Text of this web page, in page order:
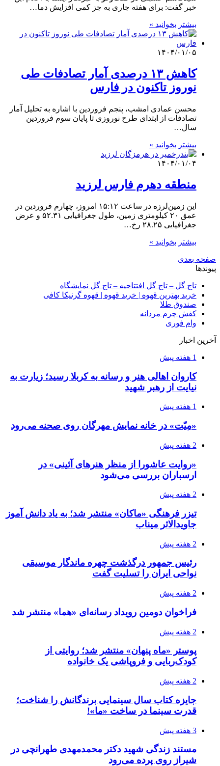
خبر گفت: برای هفته جاری به جز کمی افزایش دما…
بیشتر بخوانید »
۱۴۰۴/۰۱/۰۵
کاهش ۱۳ درصدی آمار تصادفات طی
نوروز تاکنون در فارس
محسن عمادی امشب، پنجم فروردین با اشاره به تحلیل آمار
تصادفات از ابتدای طرح نوروزی تا پایان سوم فروردین
سال…
بیشتر بخوانید »
۱۴۰۴/۰۱/۰۴
منطقه دهرم فارس لرزید
این زمین‌لرزه در ساعت ۱۵:۱۲ امروز، چهارم فروردین در
عمق ۲۰ کیلومتری زمین، طول جغرافیایی ۵۲.۳۱ و عرض
جغرافیایی ۲۸.۲۵ رخ…
بیشتر بخوانید »
صفحه بعدی
پیوندها
تاج گل – تاج گل افتتاحیه – تاج گل نمایشگاه
خرید بهترین قهوه | خرید قهوه | قهوه گرنیکا کافی
صندوق طلا
کفش چرم مردانه
وام فوری
آخرین اخبار
1 هفته پیش
کاروان اهالی هنر و رسانه به کربلا رسید؛ زیارت به
نیایت از رهبر شهید
1 هفته پیش
«مِیّت» در خانه نمایش مهرگان روی صحنه می‌رود
2 هفته پیش
«روایت عاشورا از منظر هنرهای آئینی» در
ارسباران بررسی می‌شود
2 هفته پیش
تیزر فرهنگی «ماکان» منتشر شد؛ به یاد دانش آموز
جاویدالاثر میناب
2 هفته پیش
رئیس جمهور درگذشت چهره ماندگار موسیقی
نواحی ایران را تسلیت گفت
2 هفته پیش
فراخوان دومین رویداد رسانه‌ای «هما» منتشر شد
2 هفته پیش
پوستر «ماه پنهان» منتشر شد؛ روایتی از
کودک‌ربایی و فروپاشی یک خانواده
2 هفته پیش
جایزه کتاب سال سینمایی برندگانش را شناخت؛
قدرت سینما در ساخت «ما»!
3 هفته پیش
مستند زندگی شهید دکتر محمدمهدی طهرانچی در
شیراز روی پرده می‌رود